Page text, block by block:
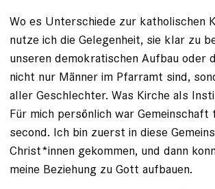
Wo es Unterschiede zur katholischen
nutze ich die Gelegenheit, sie klar zu
unseren demokratischen Aufbau oder
nicht nur Männer im Pfarramt sind,
aller Geschlechter. Was Kirche als
Für mich persönlich war
second. Ich bin zuerst in diese
Christ*innen gekommen, und dann
meine Beziehung zu Gott aufbauen.